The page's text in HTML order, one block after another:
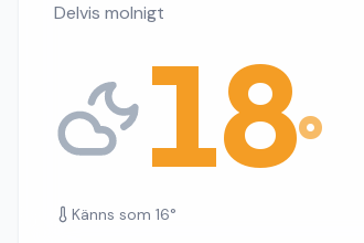
Delvis molnigt
18°
Känns som 16°